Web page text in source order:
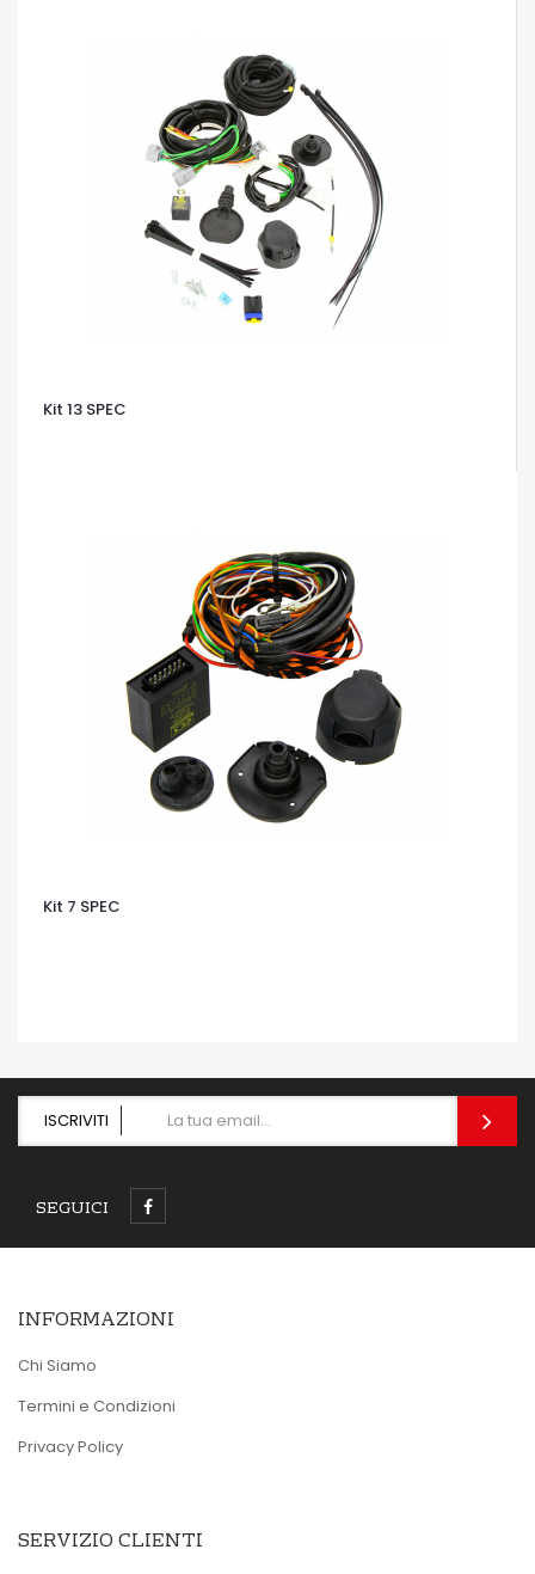
Kit 13 SPEC
Kit 7 SPEC
ISCRIVITI
SEGUICI
INFORMAZIONI
Chi Siamo
Termini e Condizioni
Privacy Policy
SERVIZIO CLIENTI